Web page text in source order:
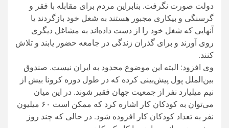
دولت صورت نگرفت. بنابراین مردم برای مقابله با فقر و
گرسنگی و بیکاری مجبور هستند به شغل خود بازگردند یا
آنهایی که شغل خود را از دست داده‌اند به مشاغل دیگری
روی آورند و برای گذران زندگی در جامعه حضور یابند و تلاش
کنند.
وی افزود: البته این موضوع محدود به ایران نیست. صندوق
بین‌الملل پول پیش‌بینی کرده که در طول دوره کرونا بیش از
نیم میلیارد نفر از جمعیت جهان فقیر شوند. در این میان
می‌توان به کودکان کار اشاره کرد که ممکن است ۶۰ میلیون
نفر به تعداد کودکان کار افزوده شود. در حالی که چند روز